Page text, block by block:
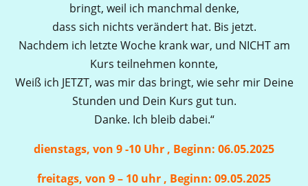
bringt, weil ich manchmal denke,
dass sich nichts verändert hat. Bis jetzt.
Nachdem ich letzte Woche krank war, und NICHT am
Kurs teilnehmen konnte,
Weiß ich JETZT, was mir das bringt, wie sehr mir Deine
Stunden und Dein Kurs gut tun.
Danke. Ich bleib dabei.“
dienstags, von 9 -10 Uhr , Beginn: 06.05.2025
freitags, von 9 – 10 uhr , Beginn: 09.05.2025